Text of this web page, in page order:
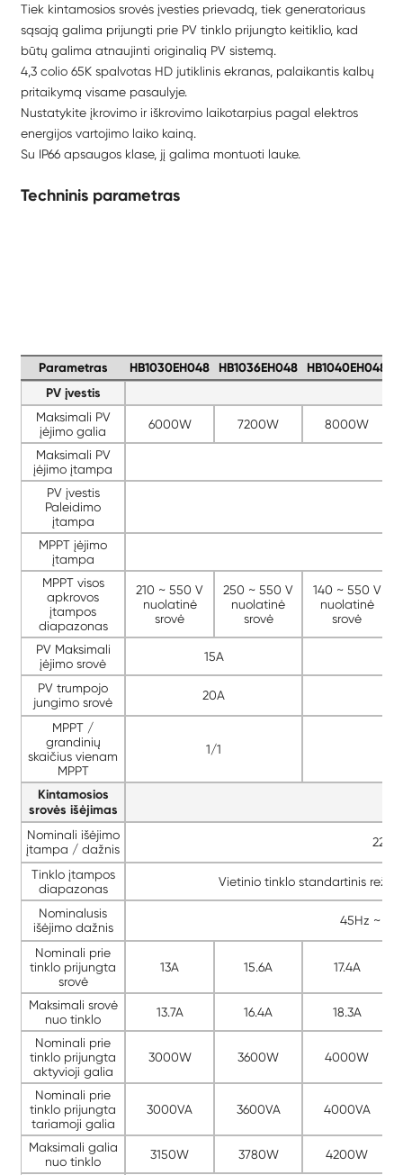
Tiek kintamosios srovės įvesties prievadą, tiek generatoriaus
sąsają galima prijungti prie PV tinklo prijungto keitiklio, kad
būtų galima atnaujinti originalią PV sistemą.
4,3 colio 65K spalvotas HD jutiklinis ekranas, palaikantis kalbų
pritaikymą visame pasaulyje.
Nustatykite įkrovimo ir iškrovimo laikotarpius pagal elektros
energijos vartojimo laiko kainą.
Su IP66 apsaugos klase, jį galima montuoti lauke.
Techninis parametras
Parametras HB1030EH048 HB1036EH048 HB1040EH048
PV įvestis
Maksimali PV
įėjimo galia
6000W 7200W 8000W
Maksimali PV
įėjimo įtampa
PV įvestis
Paleidimo
įtampa
MPPT įėjimo
įtampa
MPPT visos
apkrovos
įtampos
diapazonas
210 ~ 550 V
nuolatinė
srovė
250 ~ 550 V
nuolatinė
srovė
140 ~ 550 V
nuolatinė
srovė
PV Maksimali
įėjimo srovė
15A
PV trumpojo
jungimo srovė
20A
MPPT /
grandinių
skaičius vienam
MPPT
1/1
Kintamosios
srovės išėjimas
Nominali išėjimo
įtampa / dažnis
Tinklo įtampos
diapazonas
Vietinio tinklo standartinis
Nominalusis
išėjimo dažnis
45Hz ~
Nominali prie
tinklo prijungta
srovė
13A 15.6A 17.4A
Maksimali srovė
nuo tinklo
13.7A 16.4A 18.3A
Nominali prie
tinklo prijungta
aktyvioji galia
3000W 3600W 4000W
Nominali prie
tinklo prijungta
tariamoji galia
3000VA 3600VA 4000VA
Maksimali galia
nuo tinklo
3150W 3780W 4200W